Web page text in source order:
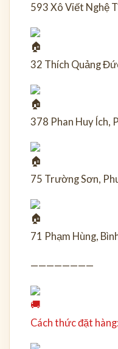
593 Xô Viết Nghệ
32 Thích Quảng
378 Phan Huy Ích,
75 Trường Sơn,
71 Phạm Hùng,
————————
Cách thức đặt hàng: